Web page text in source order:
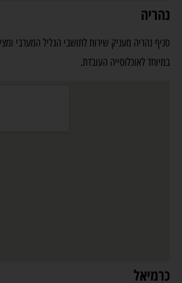
נהריה
סניף נהריה מעניק שירות לתושבי הגליל המערבי
במיוחד לאוכלוסייה העובדת.
כרמיאל